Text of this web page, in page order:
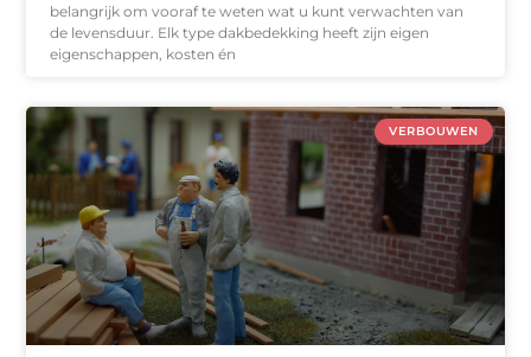
belangrijk om vooraf te weten wat u kunt verwachten van
de levensduur. Elk type dakbedekking heeft zijn eigen
eigenschappen, kosten én
VERBOUWEN